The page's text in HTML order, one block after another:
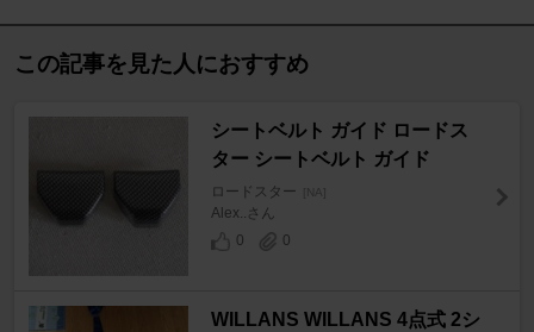
この記事を見た人におすすめ
シートベルト ガイド ロードス
ター シートベルト ガイド
ロードスター [NA]
Alex..さん
0
0
WILLANS WILLANS 4点式 2シ